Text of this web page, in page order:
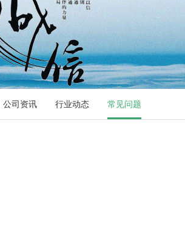
公司资讯 行业动态 常见问题